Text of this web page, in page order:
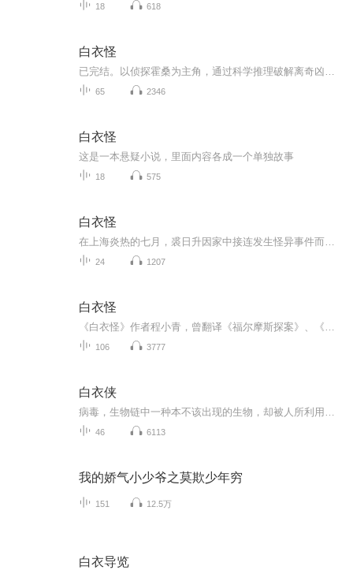
18 618
白衣怪
65 2346
白衣怪
这是一本悬疑小说，里面内容各成一个单独故事
18 575
白衣怪
24 1207
白衣怪
106 3777
白衣侠
46 6113
我的娇气小少爷之莫欺少年穷
151 12.5万
白衣导览